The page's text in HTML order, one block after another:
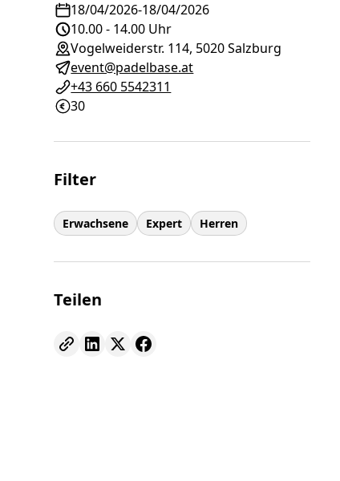
18/04/2026-18/04/2026
10.00 - 14.00 Uhr
Vogelweiderstr. 114, 5020 Salzburg
event@padelbase.at
+43 660 5542311
30
Filter
Erwachsene Expert Herren
Teilen